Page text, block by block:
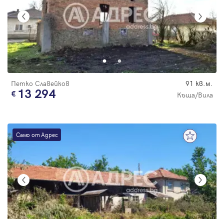
Петко Славейков 91 кв.м.
13 294 Къща/Вила
Само от Адрес